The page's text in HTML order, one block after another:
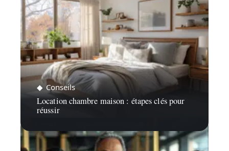
Conseils
Location chambre maison : étapes clés pour
réussir